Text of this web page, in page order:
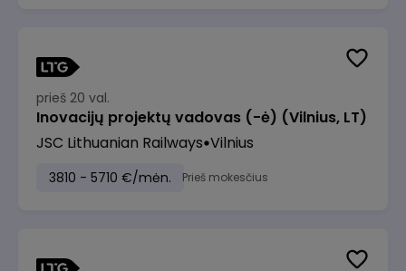
prieš 20 val.
Inovacijų projektų vadovas (-ė) (Vilnius, LT)
JSC Lithuanian Railways Vilnius
3810 - 5710 €/mėn. Prieš mokesčius